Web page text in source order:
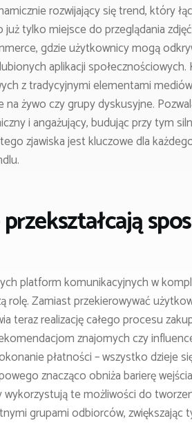
rozwijający się trend, który
tylko miejsce do przeglądania
gdzie użytkownicy mogą
aplikacji społecznościowych.
z tradycyjnymi elementami mediów
żywo czy grupy dyskusyjne.
i angażujący, budując przy tym
zjawiska jest kluczowe dla
platform komunikacyjnych w
Zamiast przekierowywać
teraz realizację całego procesu
znajomych czy
płatności – wszystko dzieje
znacząco obniża barierę
te możliwości do
grupami odbiorców, zwiększając